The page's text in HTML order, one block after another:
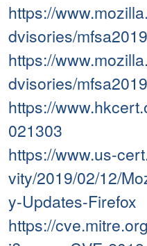
https://
dvisories/
https://
dvisories/
https://
021303
https://www.us-
vity/2019/02/12/
y-Updates-Firefox
https://